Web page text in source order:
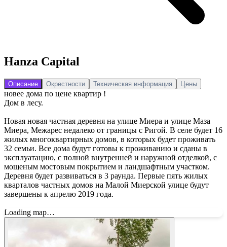
Hanza Capital
Описание Окрестности Техническая информация Цены
новее дома по цене квартир !
Дом в лесу.
Новая новая частная деревня на улице Миера и улице Маза
Миера, Межарес недалеко от границы с Ригой. В селе будет 16
жилых многоквартирных домов, в которых будет проживать
32 семьи. Все дома будут готовы к проживанию и сданы в
эксплуатацию, с полной внутренней и наружной отделкой, с
мощеным мостовым покрытием и ландшафтным участком.
Деревня будет развиваться в 3 раунда. Первые пять жилых
кварталов частных домов на Малой Миерской улице будут
завершены к апрелю 2019 года.
Loading map…